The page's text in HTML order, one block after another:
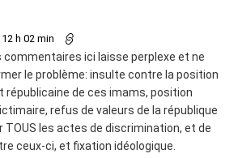
h 02 min
commentaires ici laisse perplexe et ne
le problème: insulte contre la position
républicaine de ces imams, position
refus de valeurs de la république
TOUS les actes de discrimination, et de
ceux-ci, et fixation idéologique.